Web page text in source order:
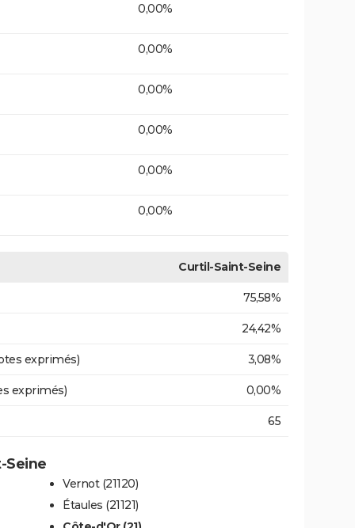
0,00%
0,00%
0,00%
0,00%
0,00%
0,00%
Curtil-Saint-Seine
75,58%
24,42%
exprimés) 3,08%
exprimés) 0,00%
65
Seine
Vernot (21120)
Étaules (21121)